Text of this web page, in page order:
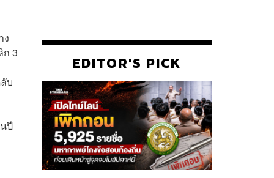
ง
ก 3
บ
ปี
EDITOR'S PICK